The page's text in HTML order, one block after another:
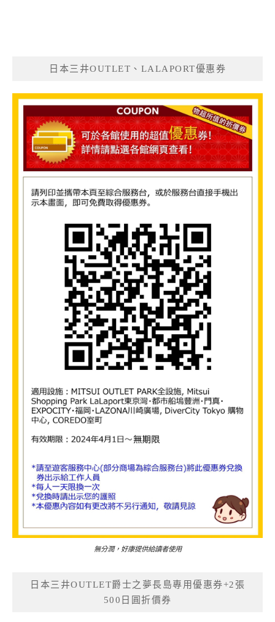
日本三井OUTLET、LALAPORT優惠券
無分潤，好康提供給讀者使用
日本三井OUTLET爵士之夢長島專用優惠券+2張
500日圓折價券